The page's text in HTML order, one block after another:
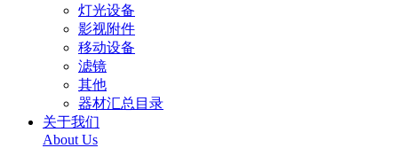
灯光设备
影视附件
移动设备
滤镜
其他
器材汇总目录
关于我们
About Us